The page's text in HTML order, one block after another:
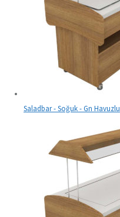
Saladbar - Soğuk - Gn Havuzlu